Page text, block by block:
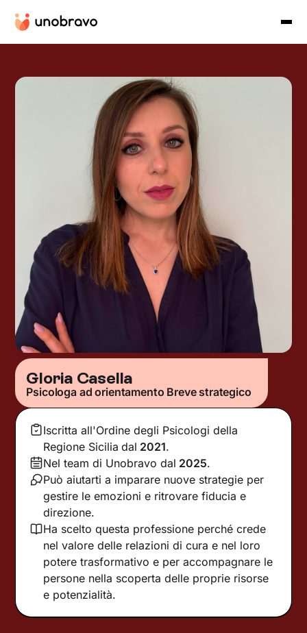
Gloria Casella
Psicologa ad orientamento Breve strategico
Iscritta all'Ordine degli Psicologi della
Regione Sicilia dal 2021.
Nel team di Unobravo dal 2025.
Può aiutarti a imparare nuove strategie per
gestire le emozioni e ritrovare fiducia e
direzione.
Ha scelto questa professione perché crede
nel valore delle relazioni di cura e nel loro
potere trasformativo e per accompagnare le
persone nella scoperta delle proprie risorse
e potenzialità.